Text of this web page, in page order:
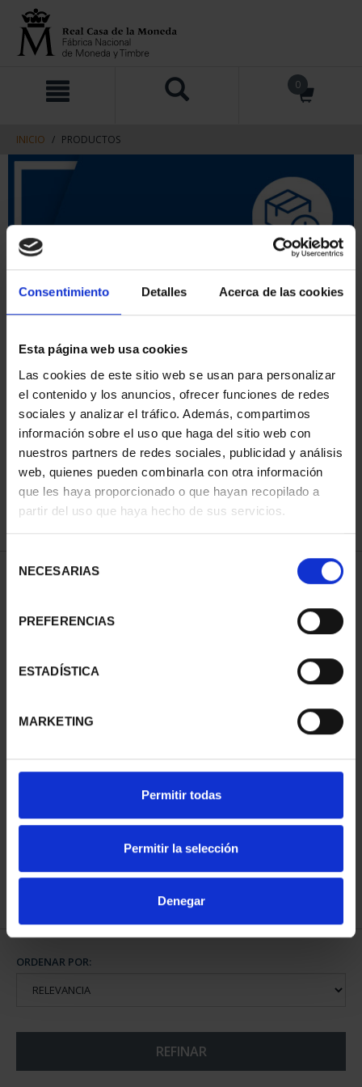
Consentimiento Detalles Acerca de las cookies
Esta página web usa cookies
Las cookies de este sitio web se usan para personalizar
el contenido y los anuncios, ofrecer funciones de redes
sociales y analizar el tráfico. Además, compartimos
información sobre el uso que haga del sitio web con
nuestros partners de redes sociales, publicidad y análisis
web, quienes pueden combinarla con otra información
que les haya proporcionado o que hayan recopilado a
partir del uso que haya hecho de sus servicios.
NECESARIAS
PREFERENCIAS
ESTADÍSTICA
MARKETING
Permitir todas
Permitir la selección
Denegar
contenido
navegacin
0
INICIO PRODUCTOS
ORDENAR POR:
REFINAR
1 Productos encontrados
CIUDADES PATRIMONIO
73,00 €
ORDENAR POR:
REFINAR